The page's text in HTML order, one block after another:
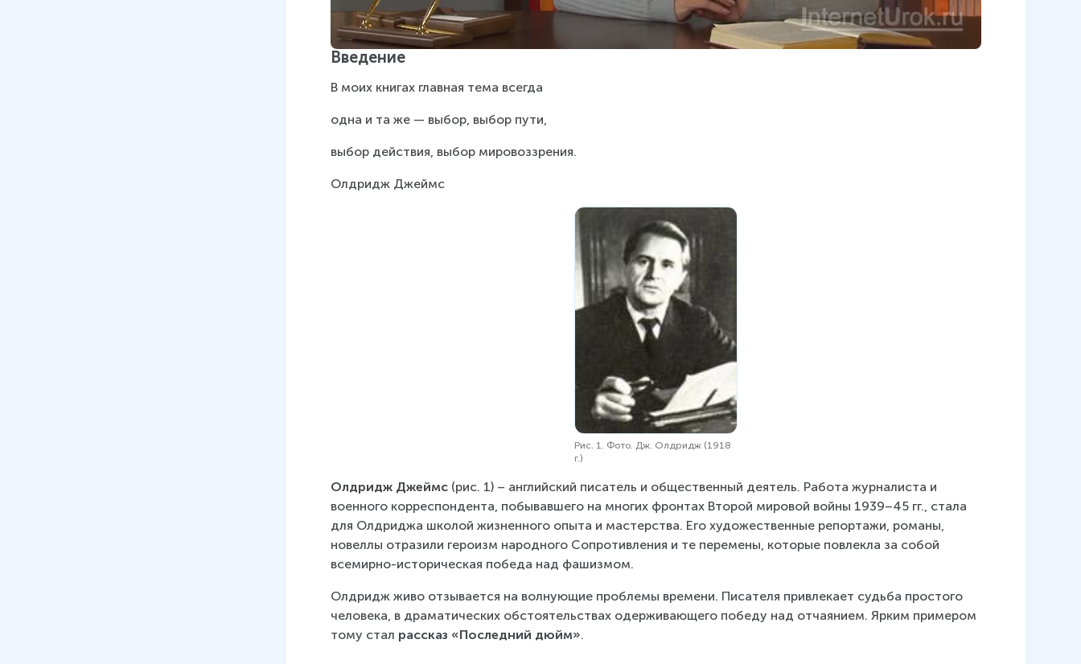
Введение
В моих книгах главная тема всегда
одна и та же — выбор, выбор пути,
выбор действия, выбор мировоззрения.
Олдридж Джеймс
Рис. 1. Фото. Дж. Олдридж (1918
г.)
Олдридж Джеймс (рис. 1) – английский писатель и общественный деятель. Работа журналиста и
военного корреспондента, побывавшего на многих фронтах Второй мировой войны 1939–45 гг., стала
для Олдриджа школой жизненного опыта и мастерства. Его художественные репортажи, романы,
новеллы отразили героизм народного Сопротивления и те перемены, которые повлекла за собой
всемирно-историческая победа над фашизмом.
Олдридж живо отзывается на волнующие проблемы времени. Писателя привлекает судьба простого
человека, в драматических обстоятельствах одерживающего победу над отчаянием. Ярким примером
тому стал рассказ «Последний дюйм».